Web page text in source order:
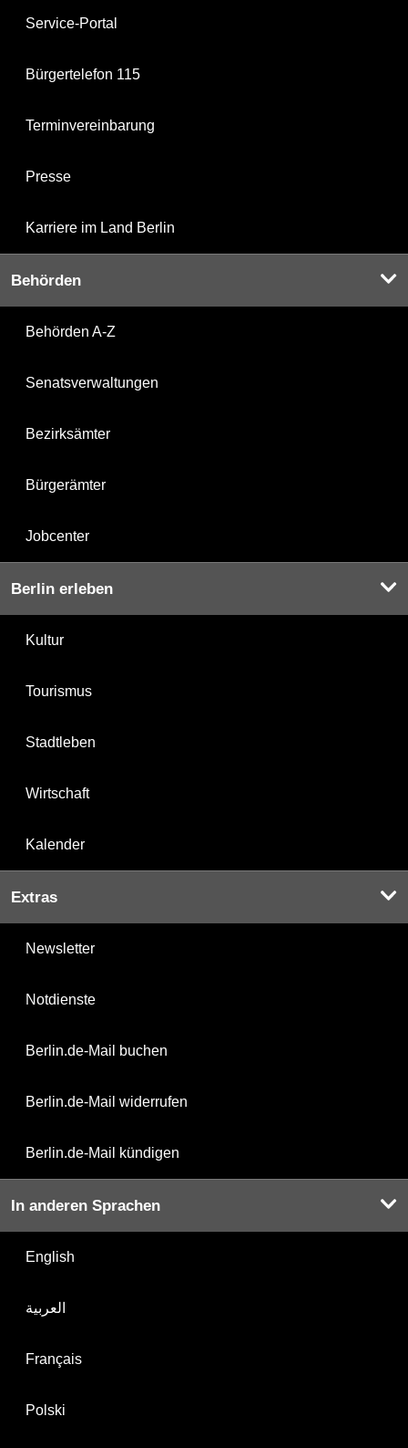
Service-Portal
Bürgertelefon 115
Terminvereinbarung
Presse
Karriere im Land Berlin
Behörden
Behörden A-Z
Senatsverwaltungen
Bezirksämter
Bürgerämter
Jobcenter
Berlin erleben
Kultur
Tourismus
Stadtleben
Wirtschaft
Kalender
Extras
Newsletter
Notdienste
Berlin.de-Mail buchen
Berlin.de-Mail widerrufen
Berlin.de-Mail kündigen
In anderen Sprachen
English
العربية
Français
Polski